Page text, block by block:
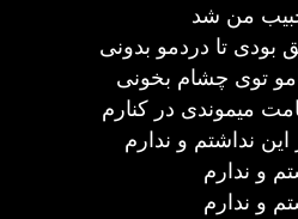
من شد
تا دردمو بدونی
توی چشام بخونی
میموندی در کنارم
نداشتم و ندارم
و ندارم
و ندارم